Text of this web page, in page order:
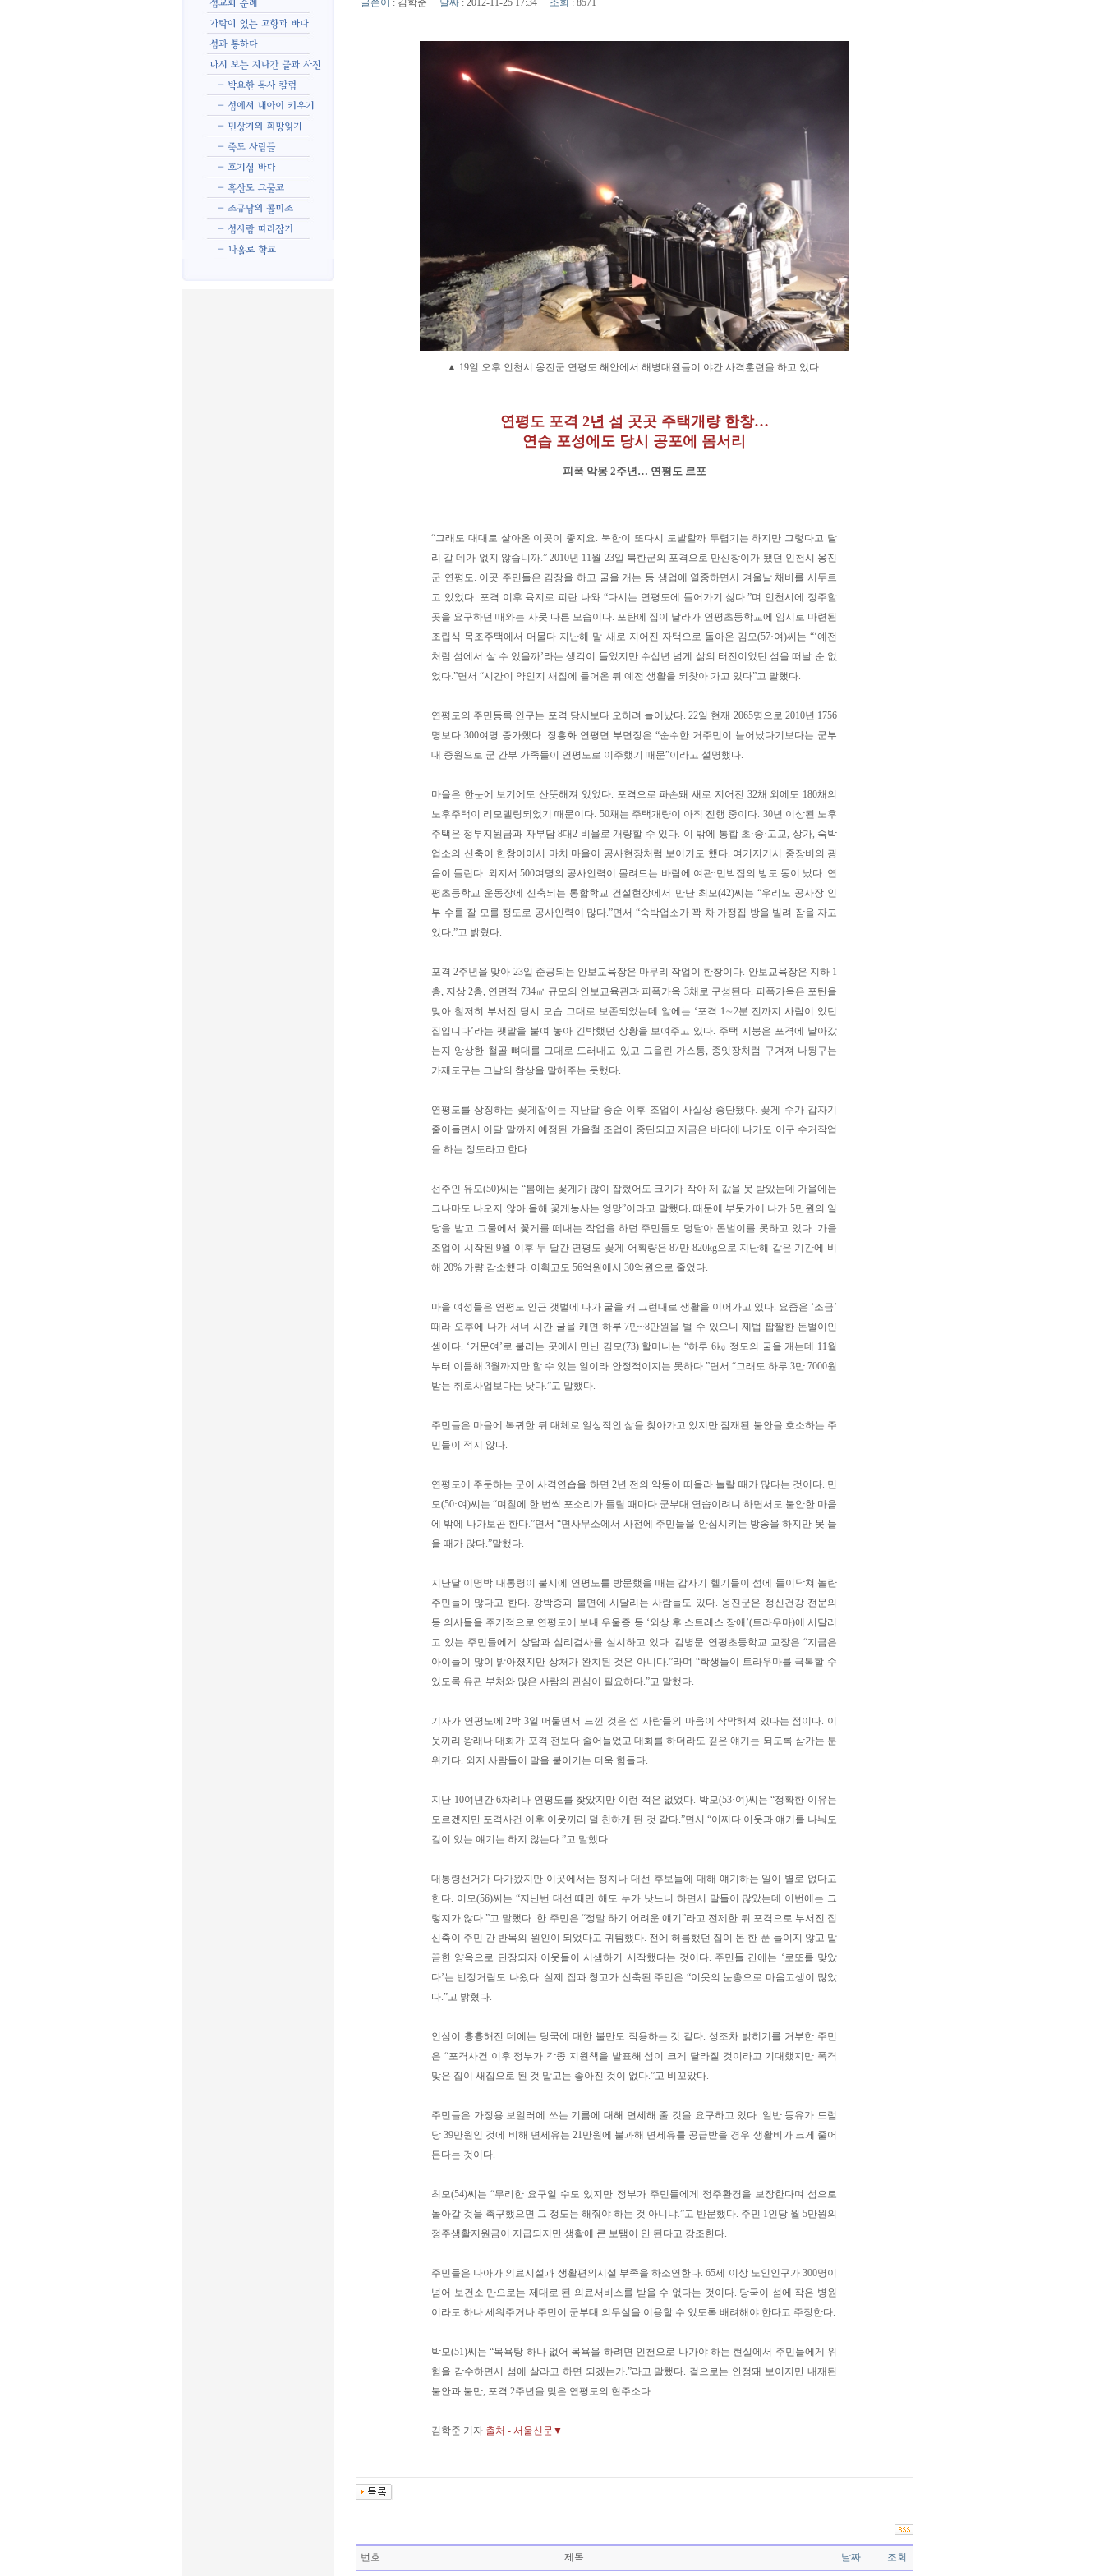
글쓴이 : 김학준 날짜: 2012-11-25 17:34 조회 : 8571
▲ 19일 오후 인천시 옹진군 연평도 해안에서 해병대원들이 야간 사격훈련을 하고 있다.
연평도 포격 2년 섬 곳곳 주택개량 한창…
연습 포성에도 당시 공포에 몸서리
피폭 악몽 2주년… 연평도 르포
“그래도 대대로 살아온 이곳이 좋지요. 북한이 또다시 도발할까 두렵기는 하지만 그렇다고 달
리 갈 데가 없지 않습니까.” 2010년 11월 23일 북한군의 포격으로 만신창이가 됐던 인천시 옹진
군 연평도. 이곳 주민들은 김장을 하고 굴을 캐는 등 생업에 열중하면서 겨울날 채비를 서두르
고 있었다. 포격 이후 육지로 피란 나와 “다시는 연평도에 들어가기 싫다.”며 인천시에 정주할
곳을 요구하던 때와는 사뭇 다른 모습이다. 포탄에 집이 날라가 연평초등학교에 임시로 마련된
조립식 목조주택에서 머물다 지난해 말 새로 지어진 자택으로 돌아온 김모(57·여)씨는 “‘예전
처럼 섬에서 살 수 있을까’라는 생각이 들었지만 수십년 넘게 삶의 터전이었던 섬을 떠날 순 없
었다.”면서 “시간이 약인지 새집에 들어온 뒤 예전 생활을 되찾아 가고 있다”고 말했다.
연평도의 주민등록 인구는 포격 당시보다 오히려 늘어났다. 22일 현재 2065명으로 2010년 1756
명보다 300여명 증가했다. 장흥화 연평면 부면장은 “순수한 거주민이 늘어났다기보다는 군부
대 증원으로 군 간부 가족들이 연평도로 이주했기 때문”이라고 설명했다.
마을은 한눈에 보기에도 산뜻해져 있었다. 포격으로 파손돼 새로 지어진 32채 외에도 180채의
노후주택이 리모델링되었기 때문이다. 50채는 주택개량이 아직 진행 중이다. 30년 이상된 노후
주택은 정부지원금과 자부담 8대2 비율로 개량할 수 있다. 이 밖에 통합 초·중·고교, 상가, 숙박
업소의 신축이 한창이어서 마치 마을이 공사현장처럼 보이기도 했다. 여기저기서 중장비의 굉
음이 들린다. 외지서 500여명의 공사인력이 몰려드는 바람에 여관·민박집의 방도 동이 났다. 연
평초등학교 운동장에 신축되는 통합학교 건설현장에서 만난 최모(42)씨는 “우리도 공사장 인
부 수를 잘 모를 정도로 공사인력이 많다.”면서 “숙박업소가 꽉 차 가정집 방을 빌려 잠을 자고
있다.”고 밝혔다.
포격 2주년을 맞아 23일 준공되는 안보교육장은 마무리 작업이 한창이다. 안보교육장은 지하 1
층, 지상 2층, 연면적 734㎡ 규모의 안보교육관과 피폭가옥 3채로 구성된다. 피폭가옥은 포탄을
맞아 철저히 부서진 당시 모습 그대로 보존되었는데 앞에는 ‘포격 1∼2분 전까지 사람이 있던
집입니다’라는 팻말을 붙여 놓아 긴박했던 상황을 보여주고 있다. 주택 지붕은 포격에 날아갔
는지 앙상한 철골 뼈대를 그대로 드러내고 있고 그을린 가스통, 종잇장처럼 구겨져 나뒹구는
가재도구는 그날의 참상을 말해주는 듯했다.
연평도를 상징하는 꽃게잡이는 지난달 중순 이후 조업이 사실상 중단됐다. 꽃게 수가 갑자기
줄어들면서 이달 말까지 예정된 가을철 조업이 중단되고 지금은 바다에 나가도 어구 수거작업
을 하는 정도라고 한다.
선주인 유모(50)씨는 “봄에는 꽃게가 많이 잡혔어도 크기가 작아 제 값을 못 받았는데 가을에는
그나마도 나오지 않아 올해 꽃게농사는 엉망”이라고 말했다. 때문에 부둣가에 나가 5만원의 일
당을 받고 그물에서 꽃게를 떼내는 작업을 하던 주민들도 덩달아 돈벌이를 못하고 있다. 가을
조업이 시작된 9월 이후 두 달간 연평도 꽃게 어획량은 87만 820kg으로 지난해 같은 기간에 비
해 20% 가량 감소했다. 어획고도 56억원에서 30억원으로 줄었다.
마을 여성들은 연평도 인근 갯벌에 나가 굴을 캐 그런대로 생활을 이어가고 있다. 요즘은 ‘조금’
때라 오후에 나가 서너 시간 굴을 캐면 하루 7만~8만원을 벌 수 있으니 제법 짭짤한 돈벌이인
셈이다. ‘거문여’로 불리는 곳에서 만난 김모(73) 할머니는 “하루 6㎏ 정도의 굴을 캐는데 11월
부터 이듬해 3월까지만 할 수 있는 일이라 안정적이지는 못하다.”면서 “그래도 하루 3만 7000원
받는 취로사업보다는 낫다.”고 말했다.
주민들은 마을에 복귀한 뒤 대체로 일상적인 삶을 찾아가고 있지만 잠재된 불안을 호소하는 주
민들이 적지 않다.
연평도에 주둔하는 군이 사격연습을 하면 2년 전의 악몽이 떠올라 놀랄 때가 많다는 것이다. 민
모(50·여)씨는 “며칠에 한 번씩 포소리가 들릴 때마다 군부대 연습이려니 하면서도 불안한 마음
에 밖에 나가보곤 한다.”면서 “면사무소에서 사전에 주민들을 안심시키는 방송을 하지만 못 들
을 때가 많다.”말했다.
지난달 이명박 대통령이 불시에 연평도를 방문했을 때는 갑자기 헬기들이 섬에 들이닥쳐 놀란
주민들이 많다고 한다. 강박증과 불면에 시달리는 사람들도 있다. 옹진군은 정신건강 전문의
등 의사들을 주기적으로 연평도에 보내 우울증 등 ‘외상 후 스트레스 장애’(트라우마)에 시달리
고 있는 주민들에게 상담과 심리검사를 실시하고 있다. 김병문 연평초등학교 교장은 “지금은
아이들이 많이 밝아졌지만 상처가 완치된 것은 아니다.”라며 “학생들이 트라우마를 극복할 수
있도록 유관 부처와 많은 사람의 관심이 필요하다.”고 말했다.
기자가 연평도에 2박 3일 머물면서 느낀 것은 섬 사람들의 마음이 삭막해져 있다는 점이다. 이
웃끼리 왕래나 대화가 포격 전보다 줄어들었고 대화를 하더라도 깊은 얘기는 되도록 삼가는 분
위기다. 외지 사람들이 말을 붙이기는 더욱 힘들다.
지난 10여년간 6차례나 연평도를 찾았지만 이런 적은 없었다. 박모(53·여)씨는 “정확한 이유는
모르겠지만 포격사건 이후 이웃끼리 덜 친하게 된 것 같다.”면서 “어쩌다 이웃과 얘기를 나눠도
깊이 있는 얘기는 하지 않는다.”고 말했다.
대통령선거가 다가왔지만 이곳에서는 정치나 대선 후보들에 대해 얘기하는 일이 별로 없다고
한다. 이모(56)씨는 “지난번 대선 때만 해도 누가 낫느니 하면서 말들이 많았는데 이번에는 그
렇지가 않다.”고 말했다. 한 주민은 “정말 하기 어려운 얘기”라고 전제한 뒤 포격으로 부서진 집
신축이 주민 간 반목의 원인이 되었다고 귀띔했다. 전에 허름했던 집이 돈 한 푼 들이지 않고 말
끔한 양옥으로 단장되자 이웃들이 시샘하기 시작했다는 것이다. 주민들 간에는 ‘로또를 맞았
다’는 빈정거림도 나왔다. 실제 집과 창고가 신축된 주민은 “이웃의 눈총으로 마음고생이 많았
다.”고 밝혔다.
인심이 흉흉해진 데에는 당국에 대한 불만도 작용하는 것 같다. 성조차 밝히기를 거부한 주민
은 “포격사건 이후 정부가 각종 지원책을 발표해 섬이 크게 달라질 것이라고 기대했지만 폭격
맞은 집이 새집으로 된 것 말고는 좋아진 것이 없다.”고 비꼬았다.
주민들은 가정용 보일러에 쓰는 기름에 대해 면세해 줄 것을 요구하고 있다. 일반 등유가 드럼
당 39만원인 것에 비해 면세유는 21만원에 불과해 면세유를 공급받을 경우 생활비가 크게 줄어
든다는 것이다.
최모(54)씨는 “무리한 요구일 수도 있지만 정부가 주민들에게 정주환경을 보장한다며 섬으로
돌아갈 것을 촉구했으면 그 정도는 해줘야 하는 것 아니냐.”고 반문했다. 주민 1인당 월 5만원의
정주생활지원금이 지급되지만 생활에 큰 보탬이 안 된다고 강조한다.
주민들은 나아가 의료시설과 생활편의시설 부족을 하소연한다. 65세 이상 노인인구가 300명이
넘어 보건소 만으로는 제대로 된 의료서비스를 받을 수 없다는 것이다. 당국이 섬에 작은 병원
이라도 하나 세워주거나 주민이 군부대 의무실을 이용할 수 있도록 배려해야 한다고 주장한다.
박모(51)씨는 “목욕탕 하나 없어 목욕을 하려면 인천으로 나가야 하는 현실에서 주민들에게 위
험을 감수하면서 섬에 살라고 하면 되겠는가.”라고 말했다. 겉으로는 안정돼 보이지만 내재된
불안과 불만, 포격 2주년을 맞은 연평도의 현주소다.
김학준 기자 출처 - 서울신문▼
번호 제목 날짜 조회